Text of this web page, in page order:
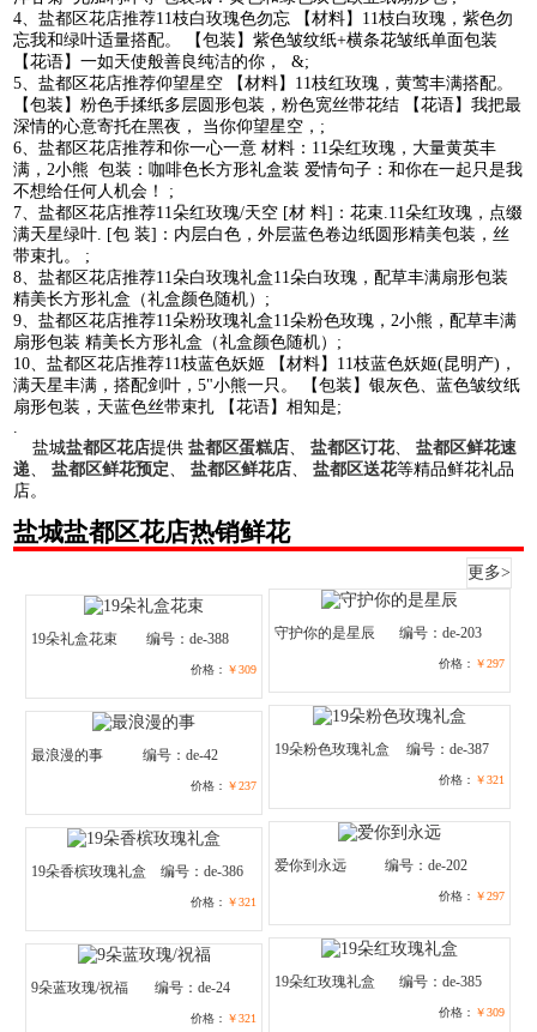
4、盐都区花店推荐11枝白玫瑰色勿忘 【材料】11枝白玫瑰，紫色勿
忘我和绿叶适量搭配。 【包装】紫色皱纹纸+横条花皱纸单面包装
【花语】一如天使般善良纯洁的你， &;
5、盐都区花店推荐仰望星空 【材料】11枝红玫瑰，黄莺丰满搭配。
【包装】粉色手揉纸多层圆形包装，粉色宽丝带花结 【花语】我把最
深情的心意寄托在黑夜， 当你仰望星空，;
6、盐都区花店推荐和你一心一意 材料：11朵红玫瑰，大量黄英丰
满，2小熊 包装：咖啡色长方形礼盒装 爱情句子：和你在一起只是我
不想给任何人机会！ ;
7、盐都区花店推荐11朵红玫瑰/天空 [材 料]：花束.11朵红玫瑰，点缀
满天星绿叶. [包 装]：内层白色，外层蓝色卷边纸圆形精美包装，丝
带束扎。 ;
8、盐都区花店推荐11朵白玫瑰礼盒11朵白玫瑰，配草丰满扇形包装
精美长方形礼盒（礼盒颜色随机）;
9、盐都区花店推荐11朵粉玫瑰礼盒11朵粉色玫瑰，2小熊，配草丰满
扇形包装 精美长方形礼盒（礼盒颜色随机）;
10、盐都区花店推荐11枝蓝色妖姬 【材料】11枝蓝色妖姬(昆明产)，
满天星丰满，搭配剑叶，5"小熊一只。 【包装】银灰色、蓝色皱纹纸
扇形包装，天蓝色丝带束扎 【花语】相知是;
.
盐城盐都区花店提供盐都区蛋糕店、盐都区订花、盐都区鲜花速
递、盐都区鲜花预定、盐都区鲜花店、盐都区送花等精品鲜花礼品
店。
盐城盐都区花店热销鲜花
更多>
19朵礼盒花束 编号：de-388
价格： ￥309
守护你的是星辰 编号：de-203
价格： ￥297
最浪漫的事 编号：de-42
价格： ￥237
19朵粉色玫瑰礼盒 编号：de-387
价格： ￥321
19朵香槟玫瑰礼盒 编号：de-386
价格： ￥321
爱你到永远 编号：de-202
价格： ￥297
9朵蓝玫瑰/祝福 编号：de-24
价格： ￥321
19朵红玫瑰礼盒 编号：de-385
价格： ￥309